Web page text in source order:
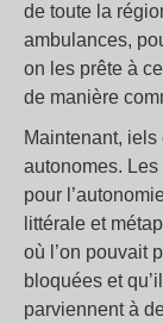
de toute la
ambulances,
on les prête à
de manière
Maintenant,
autonomes.
pour
littérale et
où l’on pouvait
bloquées et
parviennent à